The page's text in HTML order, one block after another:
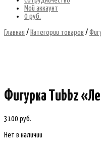
Мой аккаунт
0 руб.
Главная / Категории товаров /
Фигурка Tubbz
3100 руб.
Нет в наличии